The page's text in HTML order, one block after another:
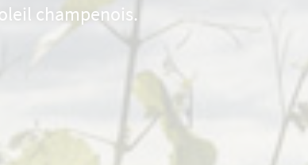
champenois.